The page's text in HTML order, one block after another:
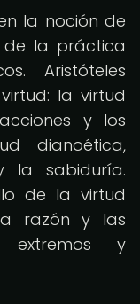
la noción de
la práctica
Aristóteles
la virtud
y los
dianoética,
la sabiduría.
de la virtud
razón y las
extremos y